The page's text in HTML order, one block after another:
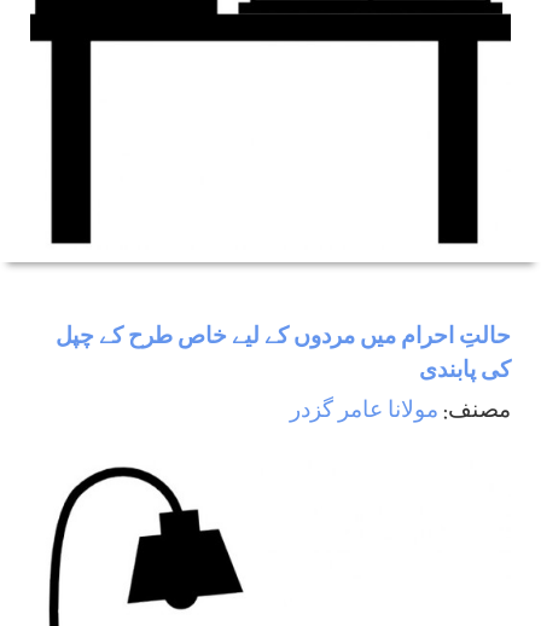
حالتِ احرام میں مردوں کے لیے خاص طرح کے چپل
کی پابندی
مصنف: مولانا عامر گزدر